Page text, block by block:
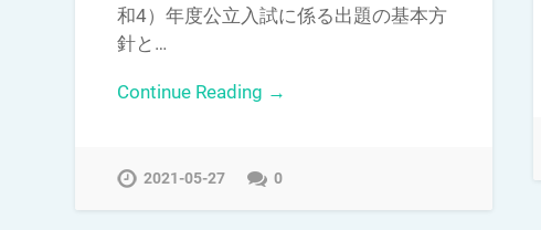
和4）年度公立入試に係る出題の基本方
針と…
Continue Reading →
2021-05-27 0